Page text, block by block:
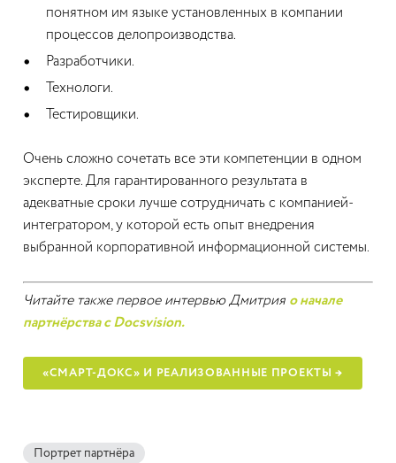
понятном им языке установленных в компании
процессов делопроизводства.
Разработчики.
Технологи.
Тестировщики.
Очень сложно сочетать все эти компетенции в одном
эксперте. Для гарантированного результата в
адекватные сроки лучше сотрудничать с компанией-
интегратором, у которой есть опыт внедрения
выбранной корпоративной информационной системы.
Читайте также первое интервью Дмитрия о начале
партнёрства с Docsvision.
«СМАРТ-ДОКС» И РЕАЛИЗОВАННЫЕ ПРОЕКТЫ →
Портрет партнёра